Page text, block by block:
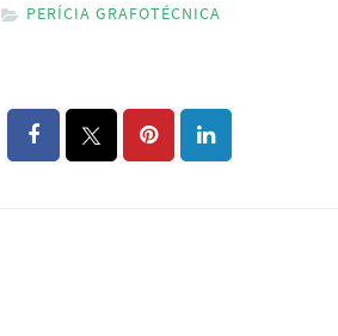
PERÍCIA GRAFOTÉCNICA